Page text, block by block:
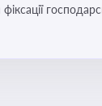
фіксації